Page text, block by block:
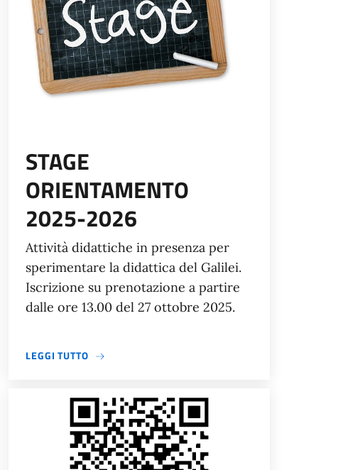
STAGE
ORIENTAMENTO
2025-2026
Attività didattiche in presenza per
sperimentare la didattica del Galilei.
Iscrizione su prenotazione a partire
dalle ore 13.00 del 27 ottobre 2025.
LEGGI TUTTOA PROPOSITO DI STAGE ORIENTAMENTO 2025-